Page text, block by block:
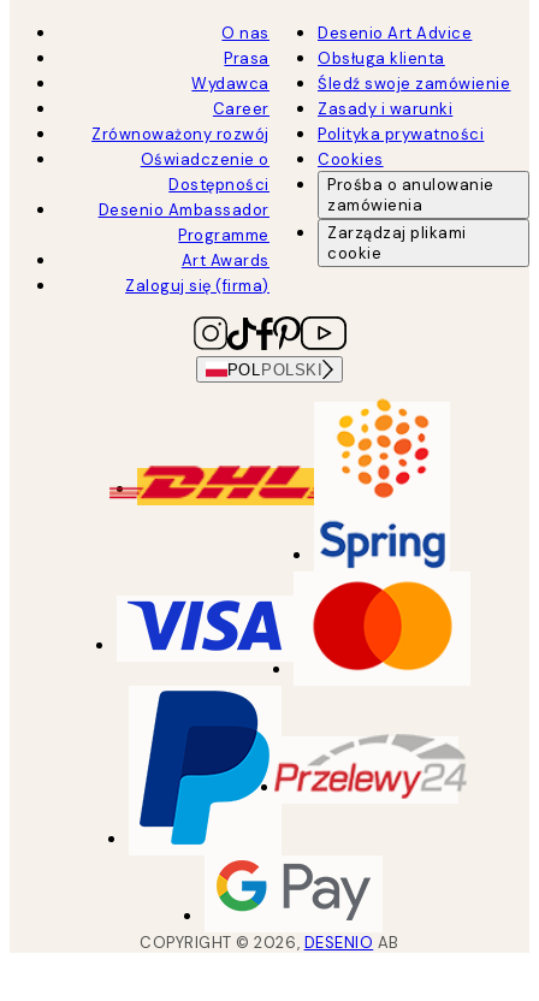
O nas
Prasa
Wydawca
Career
Zrównoważony rozwój
Oświadczenie o
Dostępności
Desenio Ambassador
Programme
Art Awards
Zaloguj się (firma)
Desenio Art Advice
Obsługa klienta
Śledź swoje zamówienie
Zasady i warunki
Polityka prywatności
Cookies
Prośba o anulowanie
zamówienia
Zarządzaj plikami
cookie
POL POLSKI
COPYRIGHT ©2026, DESENIO AB